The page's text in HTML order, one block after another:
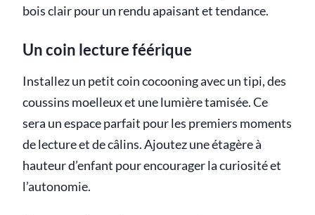
bois clair pour un rendu apaisant et tendance.
Un coin lecture féérique
Installez un petit coin cocooning avec un tipi, des
coussins moelleux et une lumière tamisée. Ce
sera un espace parfait pour les premiers moments
de lecture et de câlins. Ajoutez une étagère à
hauteur d’enfant pour encourager la curiosité et
l’autonomie.